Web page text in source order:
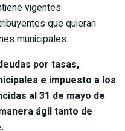
vigentes
que quieran
municipales.
por tasas,
e impuesto a los
al 31 de mayo de
ágil tanto de